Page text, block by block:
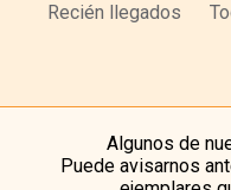
Recién llegados
Algunos de
Puede avisarnos